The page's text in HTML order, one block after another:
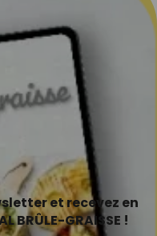
et recevez en
BRÛLE-GRAISSE !